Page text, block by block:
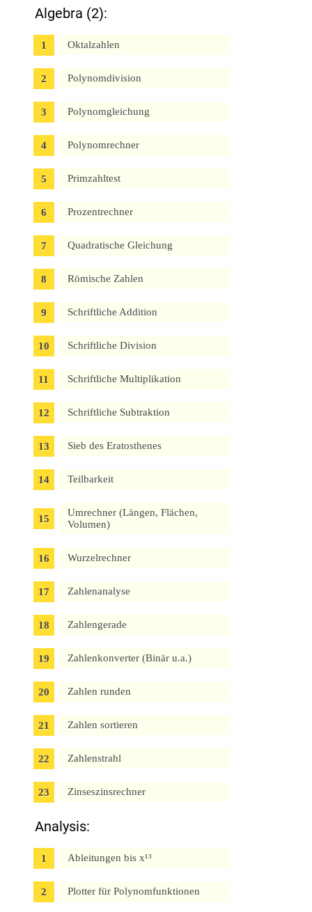
Algebra (2):
Oktalzahlen
Polynomdivision
Polynomgleichung
Polynomrechner
Primzahltest
Prozentrechner
Quadratische Gleichung
Römische Zahlen
Schriftliche Addition
Schriftliche Division
Schriftliche Multiplikation
Schriftliche Subtraktion
Sieb des Eratosthenes
Teilbarkeit
Umrechner (Längen, Flächen,
Volumen)
Wurzelrechner
Zahlenanalyse
Zahlengerade
Zahlenkonverter (Binär u.a.)
Zahlen runden
Zahlen sortieren
Zahlenstrahl
Zinseszinsrechner
Analysis:
Ableitungen bis x¹³
Plotter für Polynomfunktionen